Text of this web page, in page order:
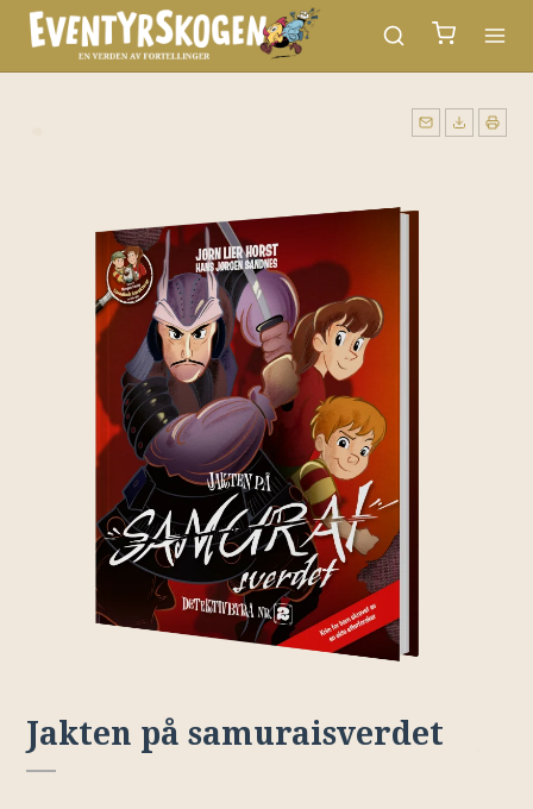
Jakten på samuraisverdet